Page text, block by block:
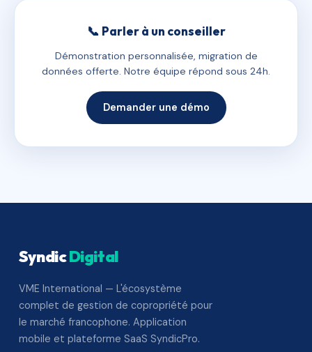
📞 Parler à un conseiller
Démonstration personnalisée, migration de
données offerte. Notre équipe répond sous 24h.
Demander une démo
SyndicDigital
VME International — L'écosystème
complet de gestion de copropriété pour
le marché francophone. Application
mobile et plateforme SaaS SyndicPro.